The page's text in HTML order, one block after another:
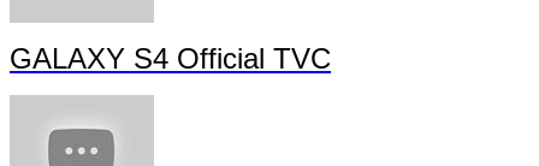
GALAXY S4 Official TVC